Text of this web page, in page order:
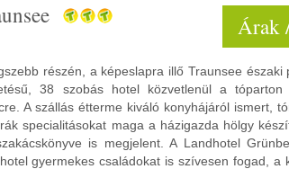
Árak
részén, a képeslapra illő Traunsee északi
38 szobás hotel közvetlenül a tóparton
A szállás étterme kiváló konyhájáról ismert,
specialitásokat maga a házigazda hölgy
is megjelent. A Landhotel
gyermekes családokat is szívesen fogad, a